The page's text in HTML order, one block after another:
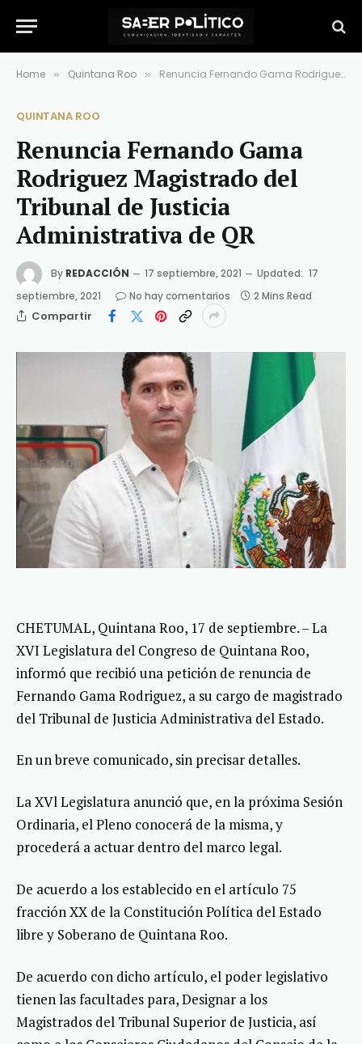
Home » Quintana Roo » Renuncia Fernando Gama Rodriguez Magistrado del Tribunal de Justicia Administrativa de QR
QUINTANA ROO
Renuncia Fernando Gama
Rodriguez Magistrado del
Tribunal de Justicia
Administrativa de QR
By REDACCIÓN 17 septiembre, 2021 Updated: 17
septiembre, 2021
No hay comentarios 2 Mins Read
Compartir
CHETUMAL, Quintana Roo, 17 de septiembre. – La
XVI Legislatura del Congreso de Quintana Roo,
informó que recibió una petición de renuncia de
Fernando Gama Rodriguez, a su cargo de magistrado
del Tribunal de Justicia Administrativa del Estado.
En un breve comunicado, sin precisar detalles.
La XVl Legislatura anunció que, en la próxima Sesión
Ordinaria, el Pleno conocerá de la misma, y
procederá a actuar dentro del marco legal.
De acuerdo a los establecido en el artículo 75
fracción XX de la Constitución Política del Estado
libre y Soberano de Quintana Roo.
De acuerdo con dicho artículo, el poder legislativo
tienen las facultades para, Designar a los
Magistrados del Tribunal Superior de Justicia, así